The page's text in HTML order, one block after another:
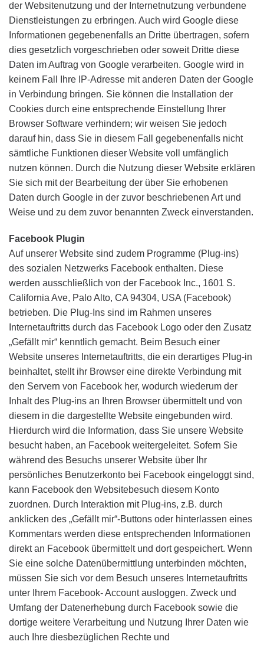
der Websitenutzung und der Internetnutzung verbundene
Dienstleistungen zu erbringen. Auch wird Google diese
Informationen gegebenenfalls an Dritte übertragen, sofern
dies gesetzlich vorgeschrieben oder soweit Dritte diese
Daten im Auftrag von Google verarbeiten. Google wird in
keinem Fall Ihre IP-Adresse mit anderen Daten der Google
in Verbindung bringen. Sie können die Installation der
Cookies durch eine entsprechende Einstellung Ihrer
Browser Software verhindern; wir weisen Sie jedoch
darauf hin, dass Sie in diesem Fall gegebenenfalls nicht
sämtliche Funktionen dieser Website voll umfänglich
nutzen können. Durch die Nutzung dieser Website erklären
Sie sich mit der Bearbeitung der über Sie erhobenen
Daten durch Google in der zuvor beschriebenen Art und
Weise und zu dem zuvor benannten Zweck einverstanden.
Facebook Plugin
Auf unserer Website sind zudem Programme (Plug-ins)
des sozialen Netzwerks Facebook enthalten. Diese
werden ausschließlich von der Facebook Inc., 1601 S.
California Ave, Palo Alto, CA 94304, USA (Facebook)
betrieben. Die Plug-Ins sind im Rahmen unseres
Internetauftritts durch das Facebook Logo oder den Zusatz
„Gefällt mir“ kenntlich gemacht. Beim Besuch einer
Website unseres Internetauftritts, die ein derartiges Plug-in
beinhaltet, stellt ihr Browser eine direkte Verbindung mit
den Servern von Facebook her, wodurch wiederum der
Inhalt des Plug-ins an Ihren Browser übermittelt und von
diesem in die dargestellte Website eingebunden wird.
Hierdurch wird die Information, dass Sie unsere Website
besucht haben, an Facebook weitergeleitet. Sofern Sie
während des Besuchs unserer Website über Ihr
persönliches Benutzerkonto bei Facebook eingeloggt sind,
kann Facebook den Websitebesuch diesem Konto
zuordnen. Durch Interaktion mit Plug-ins, z.B. durch
anklicken des „Gefällt mir“-Buttons oder hinterlassen eines
Kommentars werden diese entsprechenden Informationen
direkt an Facebook übermittelt und dort gespeichert. Wenn
Sie eine solche Datenübermittlung unterbinden möchten,
müssen Sie sich vor dem Besuch unseres Internetauftritts
unter Ihrem Facebook- Account ausloggen. Zweck und
Umfang der Datenerhebung durch Facebook sowie die
dortige weitere Verarbeitung und Nutzung Ihrer Daten wie
auch Ihre diesbezüglichen Rechte und